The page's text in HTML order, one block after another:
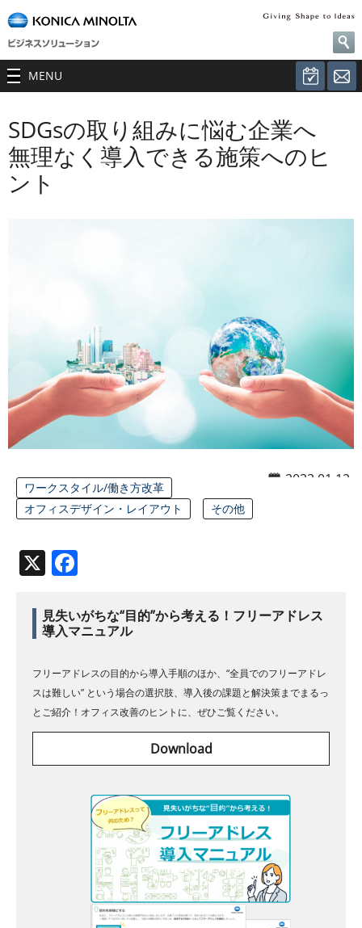
MENU
SDGsの取り組みに悩む企業へ
無理なく導入できる施策へのヒ
ント
2022.01.12
ワークスタイル/働き方改革
オフィスデザイン・レイアウト
その他
X
見失いがちな“目的”から考える！フリーアドレス
導入マニュアル
フリーアドレスの目的から導入手順のほか、“全員でのフリーアドレ
スは難しい” という場合の選択肢、導入後の課題と解決策までまるっ
とご紹介！オフィス改善のヒントに、ぜひご覧ください。
Download